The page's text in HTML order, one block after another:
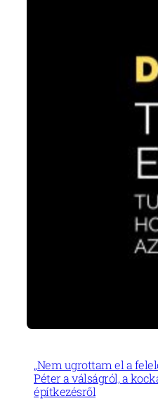
„Nem ugrottam el a
Péter a válságról, a
építkezésről